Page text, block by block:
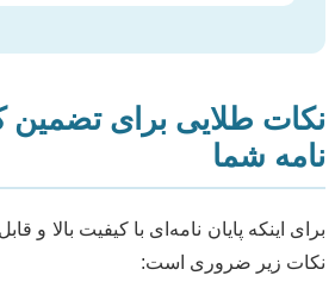
نکات طلایی برای تضمین
نامه شما
برای اینکه پایان نامه‌ای با کیفیت بالا و
نکات زیر ضروری است: